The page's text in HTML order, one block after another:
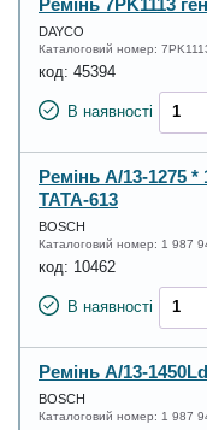
DAYCO
Каталоговий номер:
код: 45394
В наявності
Ремінь А/13-1275 *
ТАТА-613
BOSCH
Каталоговий номер: 1 987
код: 10462
В наявності
Ремінь А/13-
BOSCH
Каталоговий номер: 1 987